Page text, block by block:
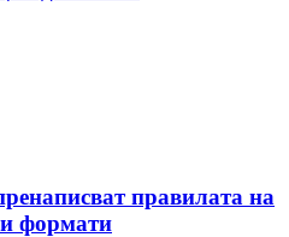
правилата на
формати